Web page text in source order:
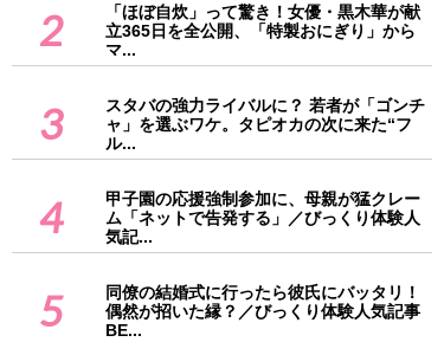
2
「ほぼ自炊」って驚き！女優・黒木華が献
立365日を全公開、「特製おにぎり」から
マ...
3
スタバの強力ライバルに？ 若者が「ゴンチ
ャ」を選ぶワケ。タピオカの次に来た“フ
ル...
4
甲子園の応援強制参加に、母親が猛クレー
ム「ネットで告発する」／びっくり体験人
気記...
5
同僚の結婚式に行ったら彼氏にバッタリ！
偶然が招いた縁？／びっくり体験人気記事
BE...